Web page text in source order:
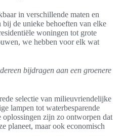
in verschillende maten en
bij de unieke behoeften van elke
woningen tot grote
we hebben voor elk wat
bijdragen aan een groenere
selectie van milieuvriendelijke
lampen tot waterbesparende
zijn zo ontworpen dat
planeet, maar ook economisch